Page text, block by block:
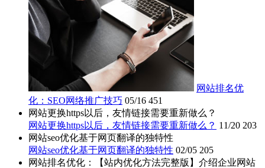
网站排名优
化：SEO网络推广技巧 05/16 451
网站更换https以后，友情链接需要重新做么？
网站更换https以后，友情链接需要重新做么？ 11/20 203
网站seo优化基于网页翻译的独特性
网站seo优化基于网页翻译的独特性 02/05 205
网站排名优化：【站内优化方法完整版】介绍企业网站